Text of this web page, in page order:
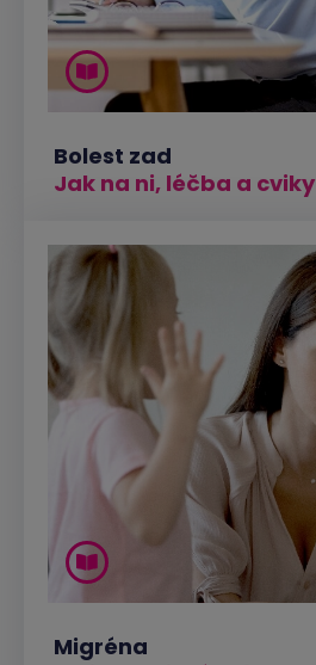
Bolest zad
Jak na ni, léčba a cviky
Migréna